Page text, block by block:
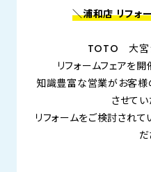
＼浦和店 リフォ
TOTO 大宮
リフォームフェアを開
知識豊富な営業がお客様
させてい
リフォームをご検討され
だ